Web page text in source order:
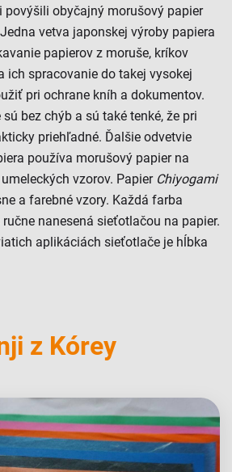
povýšili obyčajný morušový papier
vetva japonskej výroby papiera
papierov z moruše, kríkov
ich spracovanie do takej vysokej
pri ochrane kníh a dokumentov.
bez chýb a sú také tenké, že pri
priehľadné. Ďalšie odvetvie
používa morušový papier na
vzorov. Papier Chiyogami
a farebné vzory. Každá farba
nanesená sieťotlačou na papier.
aplikáciách sieťotlače je hĺbka
z Kórey